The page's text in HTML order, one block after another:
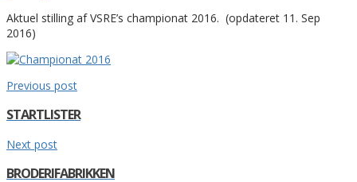
Aktuel stilling af VSRE’s championat 2016. (opdateret 11. Sep
2016)
Previous post
STARTLISTER
Next post
BRODERIFABRIKKEN